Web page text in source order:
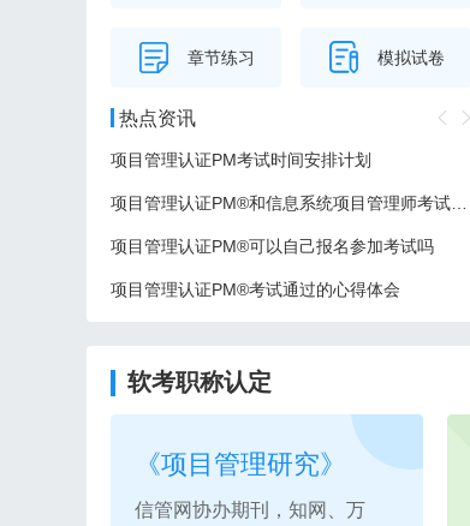
章节练习 模拟试卷
热点资讯
项目管理认证PM考试时间安排计划
项目管理认证PM®和信息系统项目管理师考试的区别
项目管理认证PM®可以自己报名参加考试吗
项目管理认证PM®考试通过的心得体会
软考职称认定
《项目管理研究》
信管网协办期刊，知网、万